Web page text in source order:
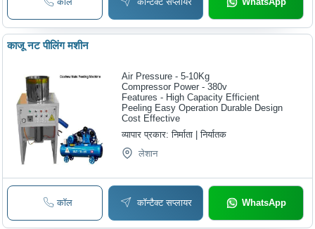
काजू नट पीलिंग मशीन
Air Pressure - 5-10Kg
Compressor Power - 380v
Features - High Capacity Efficient
Peeling Easy Operation Durable Design
Cost Effective
व्यापार प्रकार:निर्माता | निर्यातक
लेशान
कॉल कॉन्टैक्ट सप्लायर WhatsApp